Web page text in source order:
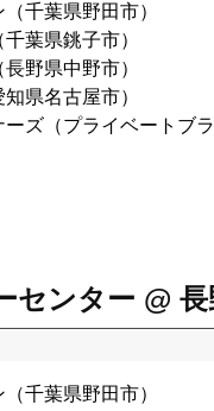
千葉県野田市）
葉県銚子市）
野県中野市）
県名古屋市）
ズ（プライベートブラ
センター @
千葉県野田市）